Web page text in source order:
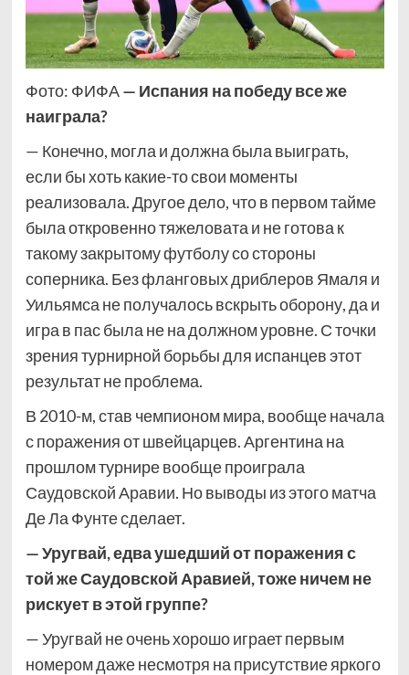
Фото: ФИФА— Испания на победу все же
наиграла?
— Конечно, могла и должна была выиграть,
если бы хоть какие-то свои моменты
реализовала. Другое дело, что в первом тайме
была откровенно тяжеловата и не готова к
такому закрытому футболу со стороны
соперника. Без фланговых дриблеров Ямаля и
Уильямса не получалось вскрыть оборону, да и
игра в пас была не на должном уровне. С точки
зрения турнирной борьбы для испанцев этот
результат не проблема.
В 2010-м, став чемпионом мира, вообще начала
с поражения от швейцарцев. Аргентина на
прошлом турнире вообще проиграла
Саудовской Аравии. Но выводы из этого матча
Де Ла Фунте сделает.
— Уругвай, едва ушедший от поражения с
той же Саудовской Аравией, тоже ничем не
рискует в этой группе?
— Уругвай не очень хорошо играет первым
номером даже несмотря на присутствие яркого